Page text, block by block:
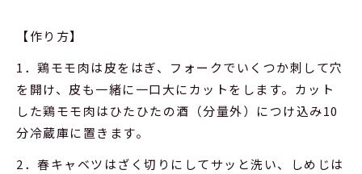
【作り方】
1．鶏モモ肉は皮をはぎ、フォークでいくつか刺して穴
を開け、皮も一緒に一口大にカットをします。カット
した鶏モモ肉はひたひたの酒（分量外）につけ込み10
分冷蔵庫に置きます。
2．春キャベツはざく切りにしてサッと洗い、しめじは